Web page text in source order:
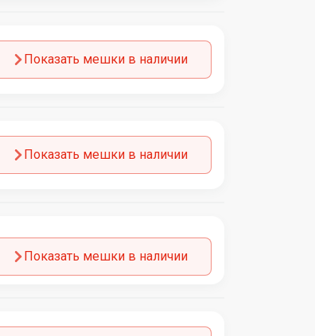
Показать мешки в наличии
Показать мешки в наличии
Показать мешки в наличии